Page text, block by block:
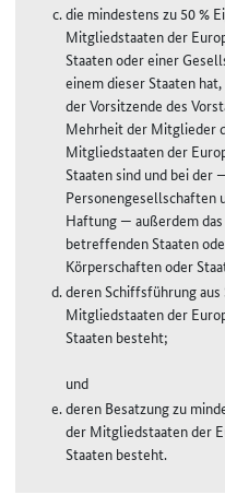
die mindestens zu 50 %
Mitgliedstaaten der
Staaten oder einer
einem dieser Staaten
der Vorsitzende des
Mehrheit der Mitglieder
Mitgliedstaaten der
Staaten sind und bei der
Personengesellschaften
Haftung — außerdem
betreffenden Staaten
Körperschaften oder
deren Schiffsführung
Mitgliedstaaten der
Staaten besteht;
und
deren Besatzung zu
der Mitgliedstaaten der
Staaten besteht.